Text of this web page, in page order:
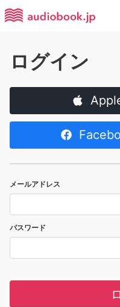
ログイン
メールアドレス
パスワード